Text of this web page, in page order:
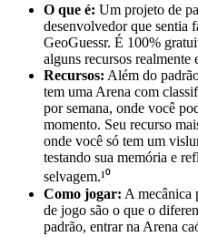
O que é: Um projeto de
desenvolvedor que sentia
GeoGuessr. É 100%
alguns recursos realmente
Recursos: Além do
tem uma Arena com
por semana, onde você
momento. Seu recurso
onde você só tem um
testando sua memória e
selvagem.¹⁰
Como jogar: A mecânica
de jogo são o que o
padrão, entrar na Arena